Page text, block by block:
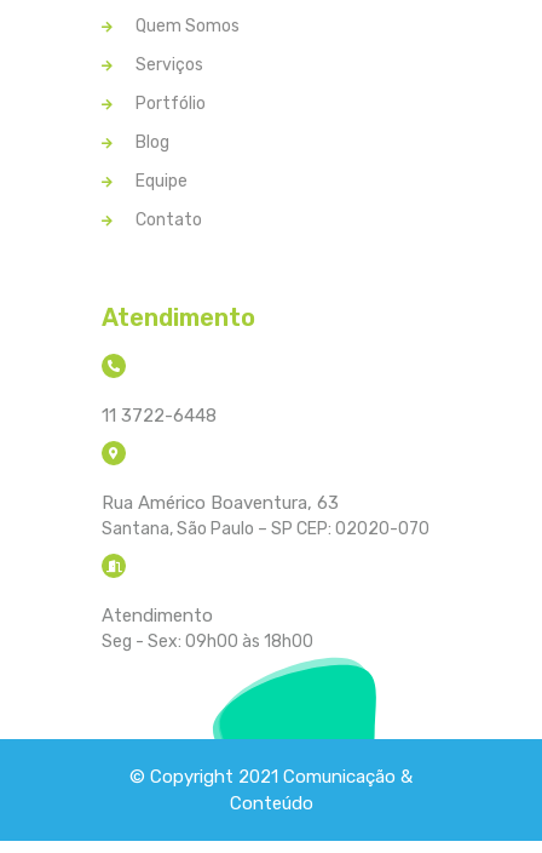
Quem Somos
Serviços
Portfólio
Blog
Equipe
Contato
Atendimento
11 3722-6448
Rua Américo Boaventura, 63
Santana, São Paulo – SP CEP: 02020-070
Atendimento
Seg - Sex: 09h00 às 18h00
© Copyright 2021 Comunicação &
Conteúdo